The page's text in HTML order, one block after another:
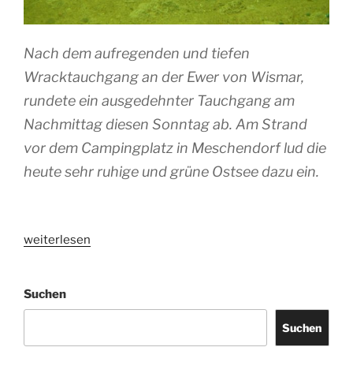
Nach dem aufregenden und tiefen
Wracktauchgang an der Ewer von Wismar,
rundete ein ausgedehnter Tauchgang am
Nachmittag diesen Sonntag ab. Am Strand
vor dem Campingplatz in Meschendorf lud die
heute sehr ruhige und grüne Ostsee dazu ein.
„Mystisch,
sehr
entspannend“
weiterlesen
Suchen
Suchen